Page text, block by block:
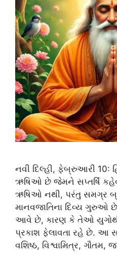
નવી દિલ્હી, ફેબ્રુઆરી 10:
ઋષિઓ છે જેમને સપ્તર્ષિ
ઋષિઓ નથી, પરંતુ સમગ્ર
માનવજાતિના દિવ્ય ગુરુઓ
આવે છે, કારણ કે તેઓ યુગોથી
પ્રકાશ ફેલાવતા રહે છે. આ
વશિષ્ઠ, વિશ્વામિત્ર, ગૌતમ,